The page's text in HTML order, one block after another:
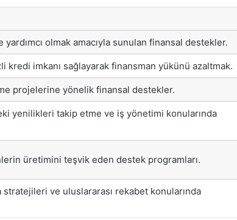
yardımcı olmak amacıyla sunulan finansal destekler.
kredi imkanı sağlayarak finansman yükünü azaltmak.
projelerine yönelik finansal destekler.
yenilikleri takip etme ve iş yönetimi konularında
üretimini teşvik eden destek programları.
ve uluslararası rekabet konularında